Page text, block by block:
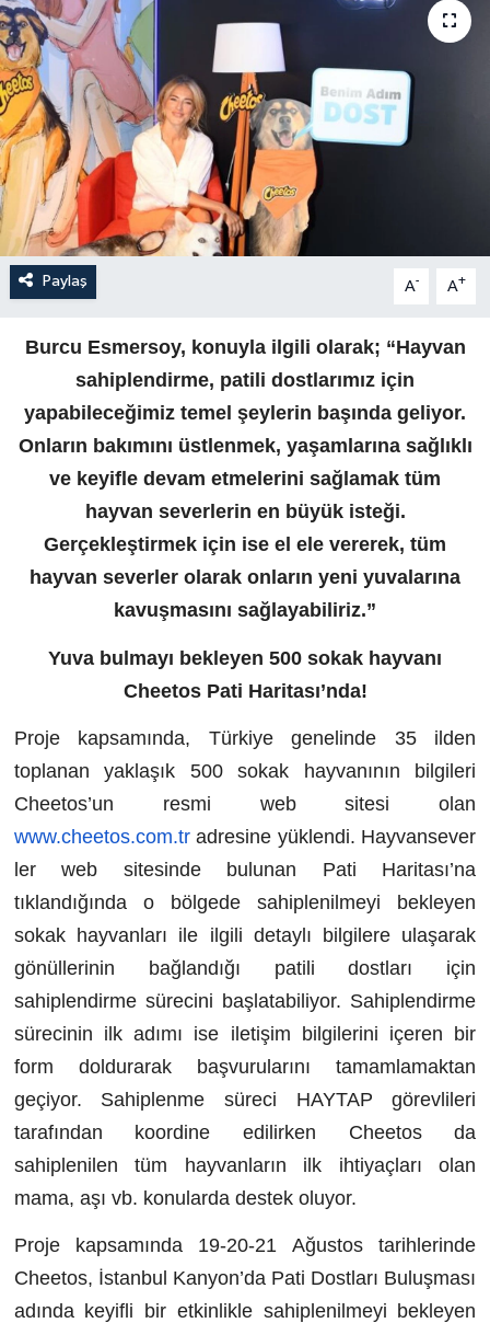
Paylaş A- A+
Burcu Esmersoy, konuyla ilgili olarak; “Hayvan
sahiplendirme, patili dostlarımız için
yapabileceğimiz temel şeylerin başında geliyor.
Onların bakımını üstlenmek, yaşamlarına sağlıklı
ve keyifle devam etmelerini sağlamak tüm
hayvan severlerin en büyük isteği.
Gerçekleştirmek için ise el ele vererek, tüm
hayvan severler olarak onların yeni yuvalarına
kavuşmasını sağlayabiliriz.”
Yuva bulmayı bekleyen 500 sokak hayvanı
CheetosPati Haritası’nda!
Proje kapsamında, Türkiye genelinde 35 ilden
toplanan yaklaşık 500sokak hayvanının bilgileri
Cheetos’un resmi web sitesi olan
www.cheetos.com.tr adresine yüklendi. Hayvansever
ler web sitesinde bulunan Pati Haritası’na
tıklandığında o bölgede sahiplenilmeyi bekleyen
sokakhayvanları ile ilgili detaylı bilgilere ulaşarak
gönüllerinin bağlandığı patili dostları için
sahiplendirme sürecini başlatabiliyor. Sahiplendirme
sürecinin ilk adımı ise iletişim bilgilerini içeren bir
form doldurarak başvuru larını tamamlamaktan
geçiyor. Sahiplenme süreci HAYTAP görevlileri
tarafından koordine edilirken Cheetos da
sahiplenilen tüm hayvanların ilk ihtiyaçları olan
mama, aşı vb. konularda destek oluyor.
Proje kapsamında19-20-21 Ağustos tarihlerinde
Cheetos, İstanbul Kanyon’da Pati Dostları Buluşması
adında keyifli bir etkinlikle sahiplenilmeyi bekleyen